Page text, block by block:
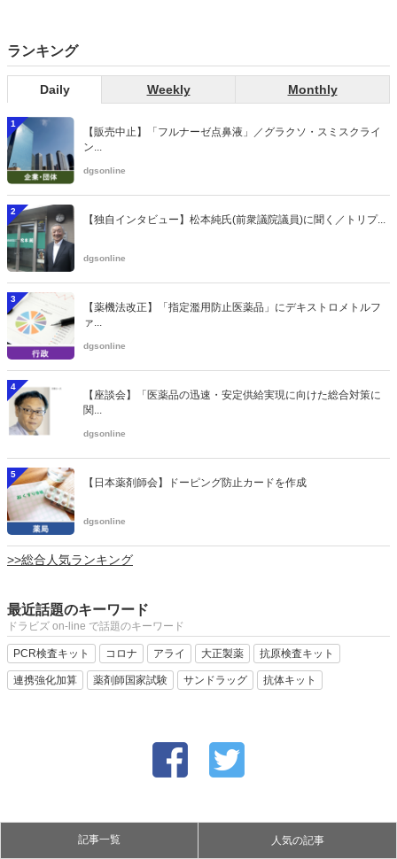
ランキング
Daily Weekly Monthly
1
【販売中止】「フルナーゼ点鼻液」／グラクソ・スミスクライ
ン...
dgsonline
2
【独自インタビュー】松本純氏(前衆議院議員)に聞く／トリプ...
dgsonline
3
【薬機法改正】「指定濫用防止医薬品」にデキストロメトルフ
ァ...
dgsonline
4
【座談会】「医薬品の迅速・安定供給実現に向けた総合対策に
関...
dgsonline
5
【日本薬剤師会】ドーピング防止カードを作成
dgsonline
>>総合人気ランキング
最近話題のキーワード
ドラビズ on-line で話題のキーワード
PCR検査キット コロナ アライ 大正製薬 抗原検査キット
連携強化加算 薬剤師国家試験 サンドラッグ 抗体キット
記事一覧 人気の記事